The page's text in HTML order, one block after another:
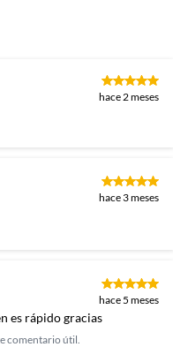
hace 2 meses
hace 3 meses
hace 5 meses
es rápido gracias
comentario útil.